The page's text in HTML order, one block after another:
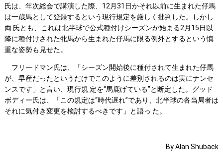
氏は、年次総会で講演した際、12月31日かそれ以前に生まれた仔馬
は一歳馬として登録するという現行規定を厳しく批判した。しかし
両 氏とも、これは北半球で公式種付けシーズンが始まる2月15日以
降に種付けされた牝馬から生まれた仔馬に限る例外とするという慎
重な姿勢も見せた。
フリードマン氏は、「シーズン開始後に種付されて生まれた仔馬
が、早産だったというだけでこのように差別されるのは実にナンセ
ンスです」と言い、現行規 定を“馬鹿げている”と断定した。グッド
ボディー氏は、「この規定は“時代遅れ”であり、北半球の各当局者は
それに気付き変更を検討するべきです」と語っ た。
By Alan Shuback